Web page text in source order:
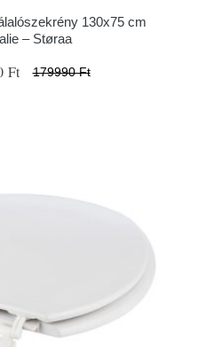
130x75 cm
– Støraa
Ft 179990 Ft